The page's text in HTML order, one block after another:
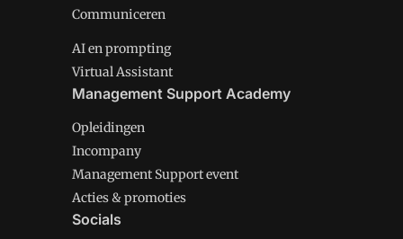
Communiceren
AI en prompting
Virtual Assistant
Management Support Academy
Opleidingen
Incompany
Management Support event
Acties & promoties
Socials